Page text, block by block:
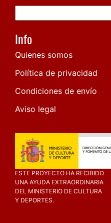
Info
Quienes somos
Política de privacidad
Condiciones de envío
Aviso legal
ESTE PROYECTO HA RECIBIDO
UNA AYUDA EXTRAORDINARIA
DEL MINISTERIO DE CULTURA
Y DEPORTES.